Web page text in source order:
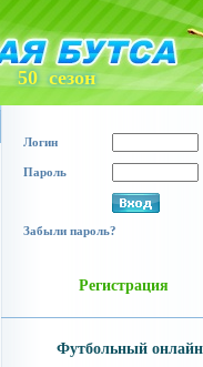
50 сезон
Логин
Пароль
Забыли пароль?
Регистрация
Футбольный